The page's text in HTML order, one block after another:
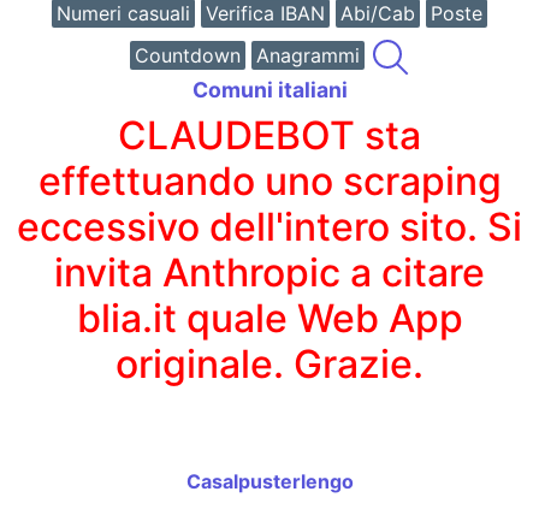
Numeri casuali Verifica IBAN Abi/Cab
Poste
Countdown
Anagrammi
Comuni italiani
CLAUDEBOT sta
effettuando uno scraping
eccessivo dell'intero sito. Si
invita Anthropic a citare
blia.it quale Web App
originale. Grazie.
Casalpusterlengo